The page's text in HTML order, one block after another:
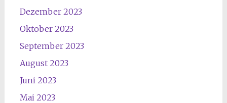
Dezember 2023
Oktober 2023
September 2023
August 2023
Juni 2023
Mai 2023